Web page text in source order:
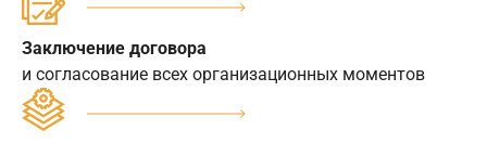
Заключение договора
и согласование всех организационных моментов